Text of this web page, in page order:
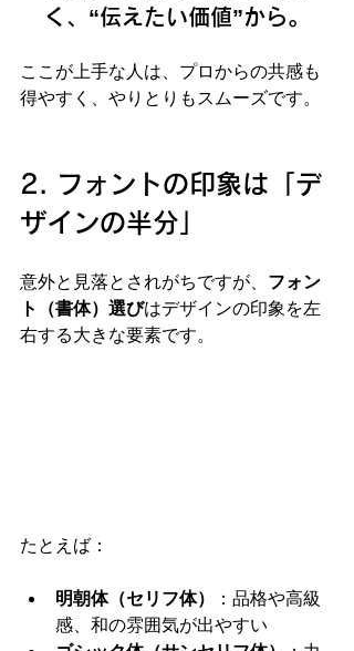
く、“伝えたい価値”から。
ここが上手な人は、プロからの共感も
得やすく、やりとりもスムーズです。
2. フォントの印象は「デ
ザインの半分」
意外と見落とされがちですが、 フォン
ト（書体）選びはデザインの印象を左
右する大きな要素です。
たとえば：
明朝体（セリフ体）
：品格や高級
感、和の雰囲気が出やすい